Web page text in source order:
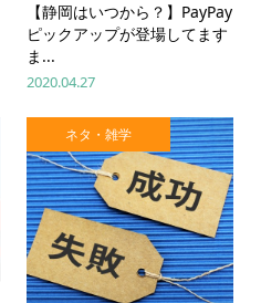
【静岡はいつから？】PayPay
ピックアップが登場してます
ま...
2020.04.27
ネタ・雑学